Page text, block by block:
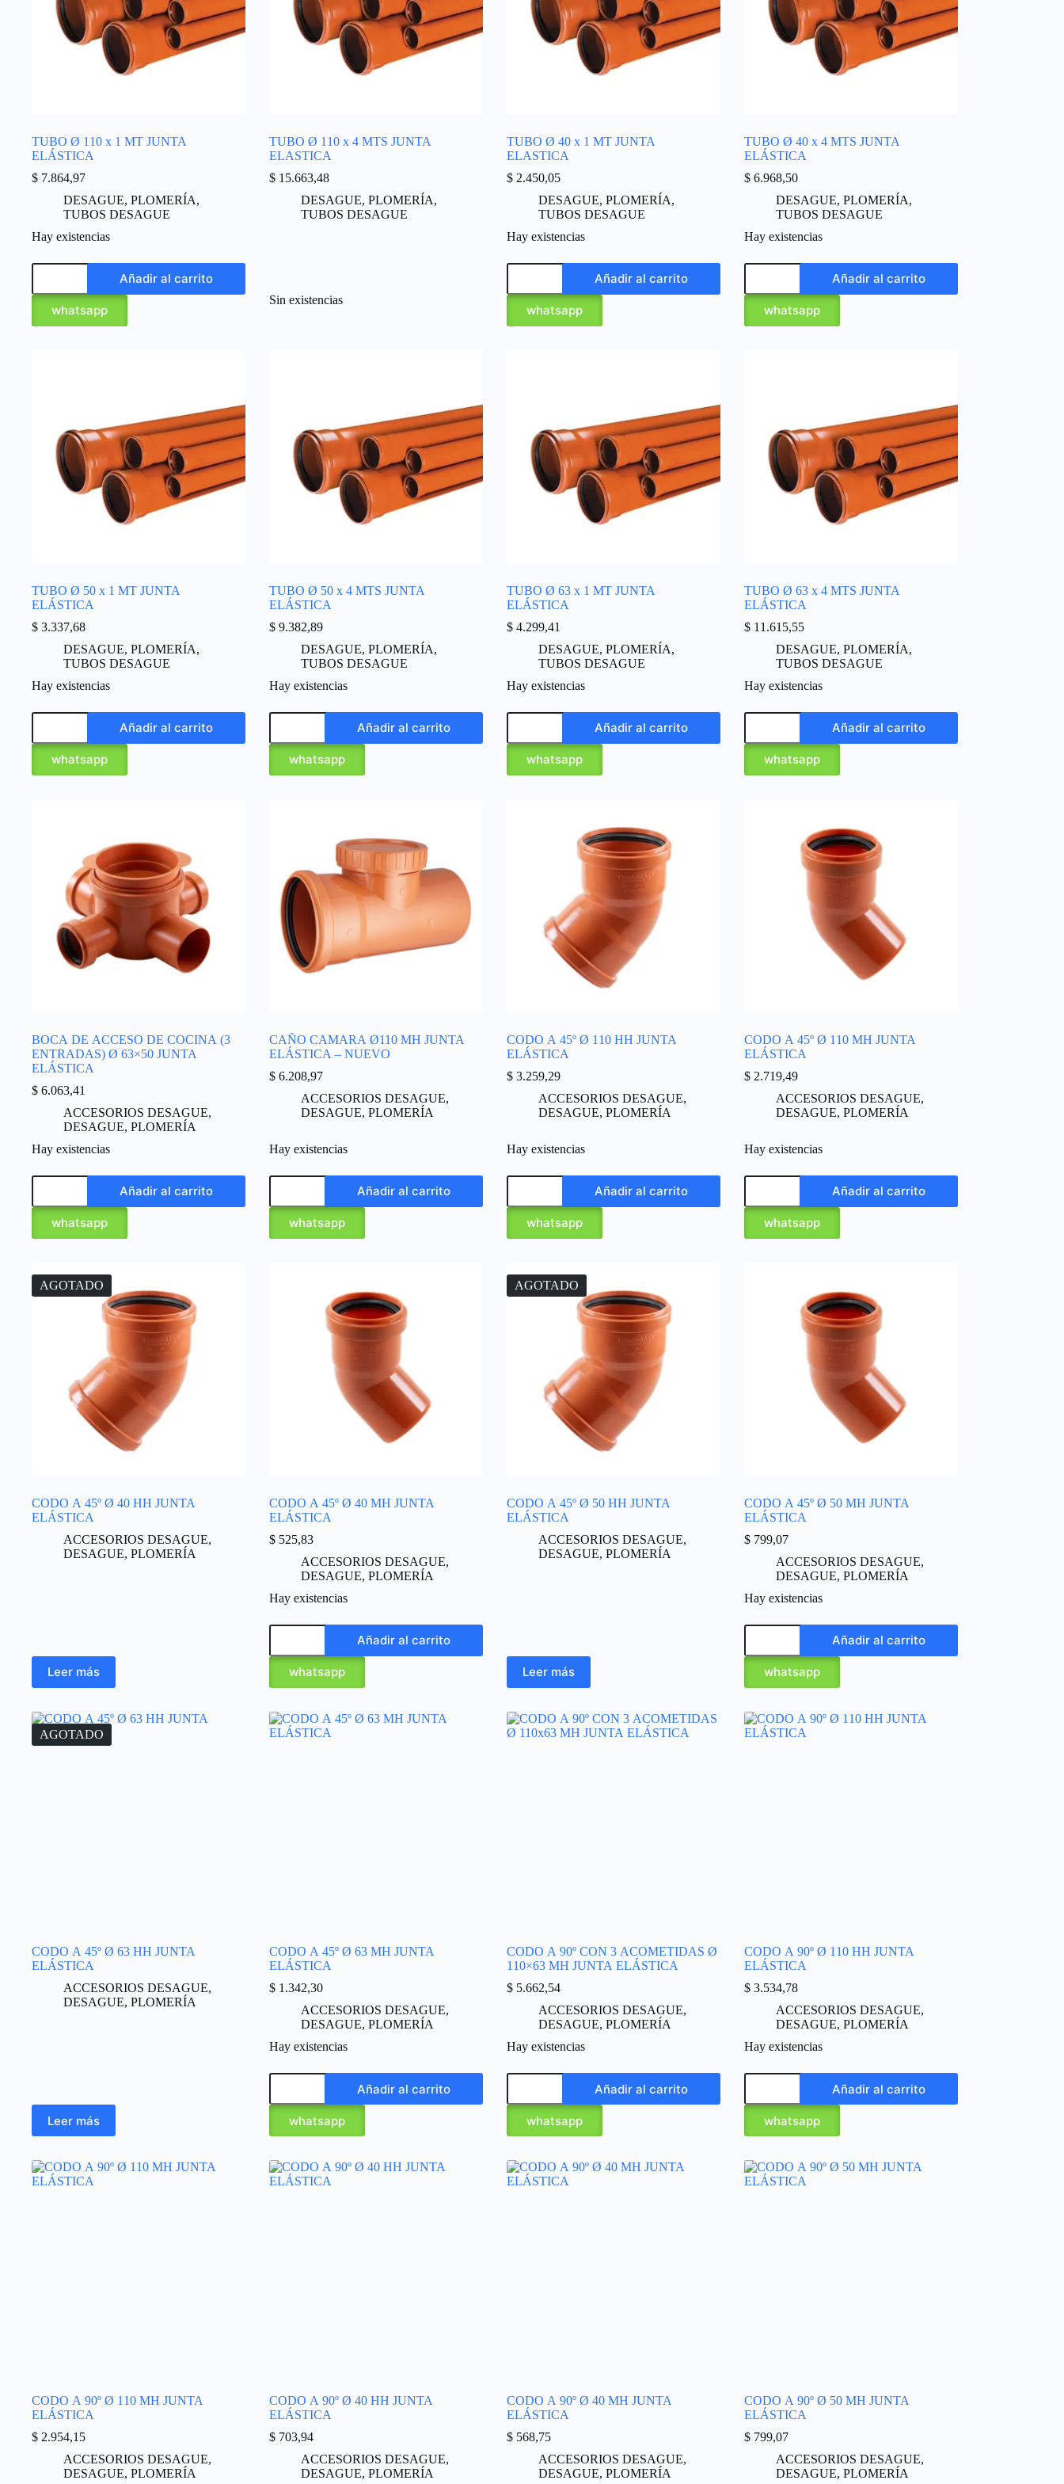
TUBO Ø 110 x 1 MT JUNTA
ELÁSTICA
$ 7.864,97
DESAGUE, PLOMERÍA,
TUBOS DESAGUE
Hay existencias
Añadir al carrito
whatsapp
TUBO Ø 110 x 4 MTS JUNTA
ELASTICA
$15.663,48
DESAGUE, PLOMERÍA,
TUBOS DESAGUE
Sin existencias
TUBO Ø 40 x 1 MT JUNTA
ELASTICA
$2.450,05
DESAGUE, PLOMERÍA,
TUBOS DESAGUE
Hay existencias
Añadir al carrito
whatsapp
TUBO Ø 40 x 4 MTS JUNTA
ELÁSTICA
$6.968,50
DESAGUE, PLOMERÍA,
TUBOS DESAGUE
Hay existencias
Añadir al carrito
whatsapp
TUBO Ø 50 x 1 MT JUNTA
ELÁSTICA
$ 3.337,68
DESAGUE, PLOMERÍA,
TUBOS DESAGUE
Hay existencias
Añadir al carrito
whatsapp
TUBO Ø 50 x 4 MTS JUNTA
ELÁSTICA
$9.382,89
DESAGUE, PLOMERÍA,
TUBOS DESAGUE
Hay existencias
Añadir al carrito
whatsapp
TUBO Ø 63 x 1 MT JUNTA
ELÁSTICA
$4.299,41
DESAGUE, PLOMERÍA,
TUBOS DESAGUE
Hay existencias
Añadir al carrito
whatsapp
TUBO Ø 63 x 4 MTS JUNTA
ELÁSTICA
$11.615,55
DESAGUE, PLOMERÍA,
TUBOS DESAGUE
Hay existencias
Añadir al carrito
whatsapp
BOCA DE ACCESO DE COCINA (3
ENTRADAS) Ø 63×50 JUNTA
ELÁSTICA
$ 6.063,41
ACCESORIOS DESAGUE,
DESAGUE, PLOMERÍA
Hay existencias
Añadir al carrito
whatsapp
CAÑO CAMARA Ø110 MH JUNTA
ELÁSTICA – NUEVO
$6.208,97
ACCESORIOS DESAGUE,
DESAGUE, PLOMERÍA
Hay existencias
Añadir al carrito
whatsapp
CODO A 45º Ø 110 HH JUNTA
ELÁSTICA
$3.259,29
ACCESORIOS DESAGUE,
DESAGUE, PLOMERÍA
Hay existencias
Añadir al carrito
whatsapp
CODO A 45º Ø 110 MH JUNTA
ELÁSTICA
$2.719,49
ACCESORIOS DESAGUE,
DESAGUE, PLOMERÍA
Hay existencias
Añadir al carrito
whatsapp
AGOTADO
CODO A 45º Ø 40 HH JUNTA
ELÁSTICA
ACCESORIOS DESAGUE,
DESAGUE, PLOMERÍA
Leer más
CODO A 45º Ø 40 MH JUNTA
ELÁSTICA
$525,83
ACCESORIOS DESAGUE,
DESAGUE, PLOMERÍA
Hay existencias
Añadir al carrito
whatsapp
AGOTADO
CODO A 45º Ø 50 HH JUNTA
ELÁSTICA
ACCESORIOS DESAGUE,
DESAGUE, PLOMERÍA
Leer más
CODO A 45º Ø 50 MH JUNTA
ELÁSTICA
$799,07
ACCESORIOS DESAGUE,
DESAGUE, PLOMERÍA
Hay existencias
Añadir al carrito
whatsapp
AGOTADO
CODO A 45º Ø 63 HH JUNTA
ELÁSTICA
ACCESORIOS DESAGUE,
DESAGUE, PLOMERÍA
Leer más
CODO A 45º Ø 63 MH JUNTA
ELÁSTICA
$1.342,30
ACCESORIOS DESAGUE,
DESAGUE, PLOMERÍA
Hay existencias
Añadir al carrito
whatsapp
CODO A 90º CON 3 ACOMETIDAS Ø
110×63 MH JUNTA ELÁSTICA
$5.662,54
ACCESORIOS DESAGUE,
DESAGUE, PLOMERÍA
Hay existencias
Añadir al carrito
whatsapp
CODO A 90º Ø 110 HH JUNTA
ELÁSTICA
$3.534,78
ACCESORIOS DESAGUE,
DESAGUE, PLOMERÍA
Hay existencias
Añadir al carrito
whatsapp
CODO A 90º Ø 110 MH JUNTA
ELÁSTICA
$ 2.954,15
ACCESORIOS DESAGUE,
DESAGUE, PLOMERÍA
CODO A 90º Ø 40 HH JUNTA
ELÁSTICA
$703,94
ACCESORIOS DESAGUE,
DESAGUE, PLOMERÍA
CODO A 90º Ø 40 MH JUNTA
ELÁSTICA
$568,75
ACCESORIOS DESAGUE,
DESAGUE, PLOMERÍA
CODO A 90º Ø 50 MH JUNTA
ELÁSTICA
$799,07
ACCESORIOS DESAGUE,
DESAGUE, PLOMERÍA